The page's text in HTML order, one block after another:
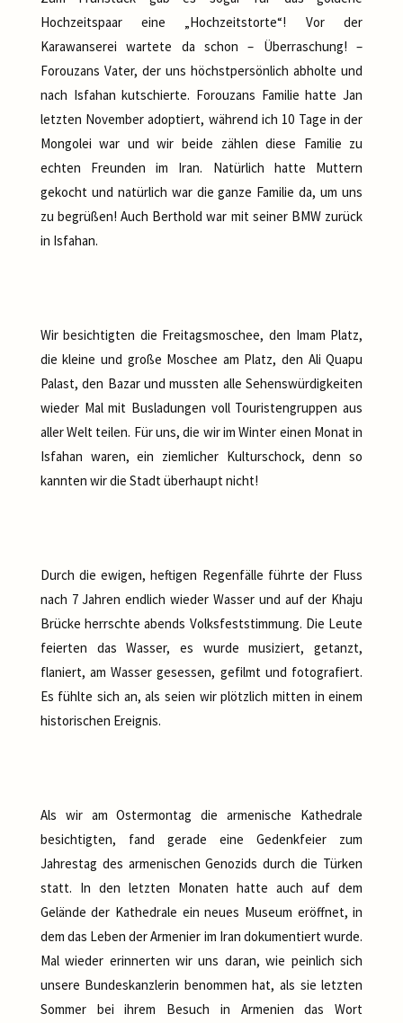
Hochzeitspaar eine „Hochzeitstorte“! Vor der
Karawanserei wartete da schon – Überraschung! –
Forouzans Vater, der uns höchstpersönlich abholte und
nach Isfahan kutschierte. Forouzans Familie hatte Jan
letzten November adoptiert, während ich 10 Tage in der
Mongolei war und wir beide zählen diese Familie zu
echten Freunden im Iran. Natürlich hatte Muttern
gekocht und natürlich war die ganze Familie da, um uns
zu begrüßen! Auch Berthold war mit seiner BMW zurück
in Isfahan.
Wir besichtigten die Freitagsmoschee, den Imam Platz,
die kleine und große Moschee am Platz, den Ali Quapu
Palast, den Bazar und mussten alle Sehenswürdigkeiten
wieder Mal mit Busladungen voll Touristengruppen aus
aller Welt teilen. Für uns, die wir im Winter einen Monat in
Isfahan waren, ein ziemlicher Kulturschock, denn so
kannten wir die Stadt überhaupt nicht!
Durch die ewigen, heftigen Regenfälle führte der Fluss
nach 7 Jahren endlich wieder Wasser und auf der Khaju
Brücke herrschte abends Volksfeststimmung. Die Leute
feierten das Wasser, es wurde musiziert, getanzt,
flaniert, am Wasser gesessen, gefilmt und fotografiert.
Es fühlte sich an, als seien wir plötzlich mitten in einem
historischen Ereignis.
Als wir am Ostermontag die armenische Kathedrale
besichtigten, fand gerade eine Gedenkfeier zum
Jahrestag des armenischen Genozids durch die Türken
statt. In den letzten Monaten hatte auch auf dem
Gelände der Kathedrale ein neues Museum eröffnet, in
dem das Leben der Armenier im Iran dokumentiert wurde.
Mal wieder erinnerten wir uns daran, wie peinlich sich
unsere Bundeskanzlerin benommen hat, als sie letzten
Sommer bei ihrem Besuch in Armenien das Wort